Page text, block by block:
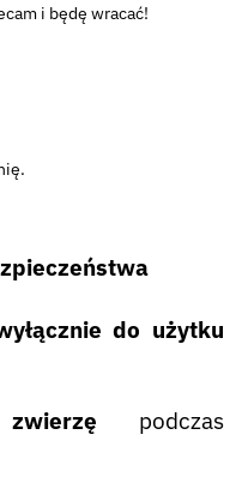
i będę wracać!
do użytku
podczas